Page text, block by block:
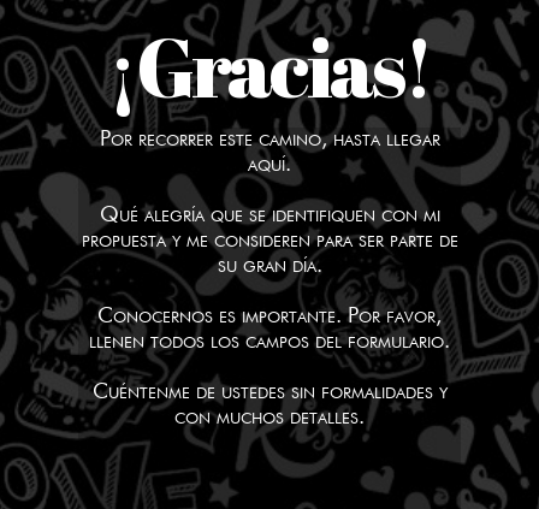
¡Gracias!
Por recorrer este camino, hasta llegar
aquí.
Qué alegría que se identifiquen con mi
propuesta y me consideren para ser parte de
su gran día.
Conocernos es importante. Por favor,
llenen todos los campos del formulario.
Cuéntenme de ustedes sin formalidades y
con muchos detalles.